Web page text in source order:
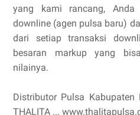
yang kami rancang,
downline (agen pulsa baru)
dari setiap transaksi
besaran markup yang
nilainya.
Distributor Pulsa Kabupaten
THALITA ...